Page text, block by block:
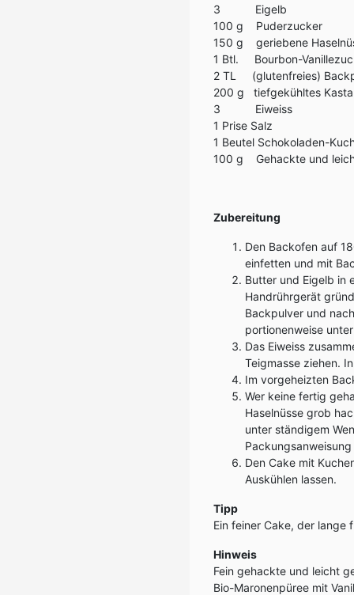
3 Eigelb
100 g Puderzucker
150 g geriebene
1 Btl. Bourbon-
2 TL (glutenfreies)
200 g tiefgekühltes
3 Eiweiss
1 Prise Salz
1 Beutel Schokoladen-
100 g Gehackte und
Zubereitung
Den Backofen auf
einfetten und mit
Butter und Eigelb in
Handrührgerät
Backpulver und
portionenweise
Das Eiweiss
Teigmasse ziehen.
Im vorgeheizten
Wer keine fertig
Haselnüsse grob
unter ständigem
Den Cake mit
Auskühlen lassen.
Tipp
Ein feiner Cake, der lange
Hinweis
Fein gehackte und leicht
Bio-Maronenpüree mit